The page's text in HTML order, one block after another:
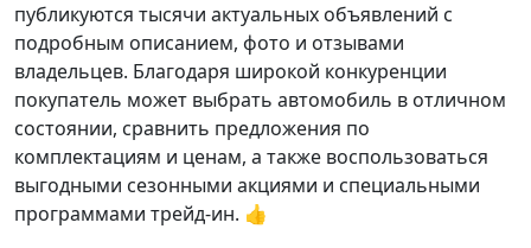
публикуются тысячи актуальных объявлений с
подробным описанием, фото и отзывами
владельцев. Благодаря широкой конкуренции
покупатель может выбрать автомобиль в отличном
состоянии, сравнить предложения по
комплектациям и ценам, а также воспользоваться
выгодными сезонными акциями и специальными
программами трейд-ин. 👍